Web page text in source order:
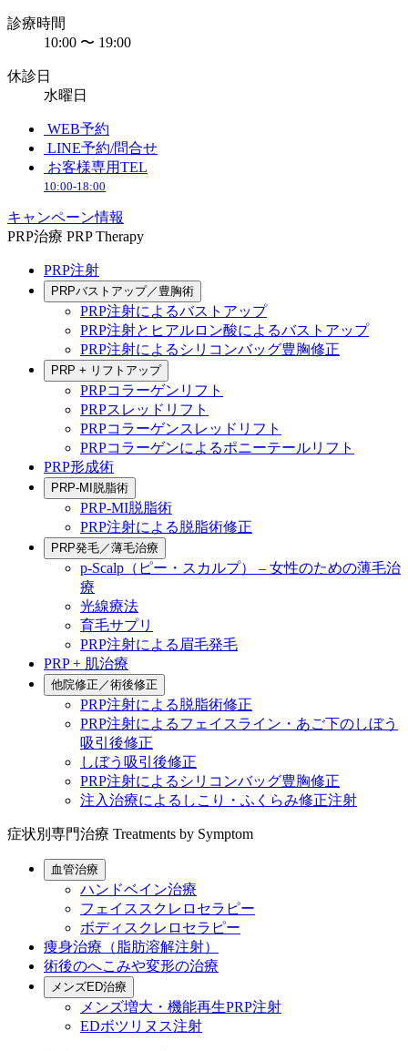
診療時間
10:00 〜 19:00
休診日
水曜日
WEB予約
LINE予約/問合せ
お客様専用TEL
10:00-18:00
キャンペーン情報
PRP治療 PRP Therapy
PRP注射
PRPバストアップ／豊胸術
PRP注射によるバストアップ
PRP注射とヒアルロン酸によるバストアップ
PRP注射によるシリコンバッグ豊胸修正
PRP + リフトアップ
PRPコラーゲンリフト
PRPスレッドリフト
PRPコラーゲンスレッドリフト
PRPコラーゲンによるポニーテールリフト
PRP形成術
PRP-MI脱脂術
PRP-MI脱脂術
PRP注射による脱脂術修正
PRP発毛／薄毛治療
p-Scalp（ピー・スカルプ） – 女性のための薄毛治
療
光線療法
育毛サプリ
PRP注射による眉毛発毛
PRP + 肌治療
他院修正／術後修正
PRP注射による脱脂術修正
PRP注射によるフェイスライン・あご下のしぼう
吸引後修正
しぼう吸引後修正
PRP注射によるシリコンバッグ豊胸修正
注入治療によるしこり・ふくらみ修正注射
症状別専門治療 Treatments by Symptom
血管治療
ハンドベイン治療
フェイススクレロセラピー
ボディスクレロセラピー
痩身治療（脂肪溶解注射）
術後のへこみや変形の治療
メンズED治療
メンズ増大・機能再生PRP注射
EDボツリヌス注射